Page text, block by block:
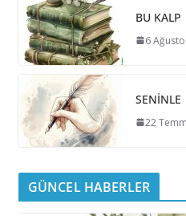
BU KALP
6
SENİNLE
22
GÜNCEL HABERLER